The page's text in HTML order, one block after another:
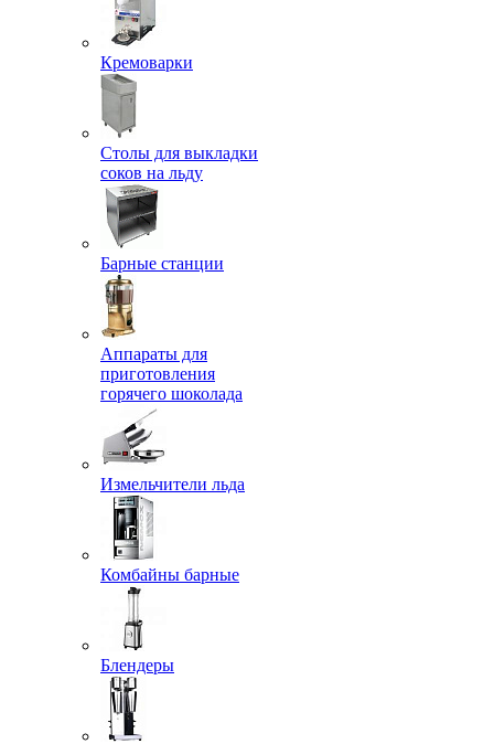
Кремоварки
Столы для выкладки
соков на льду
Барные станции
Аппараты для
приготовления
горячего шоколада
Измельчители льда
Комбайны барные
Блендеры